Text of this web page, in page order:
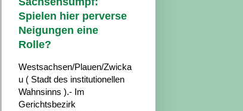
Spielen hier perverse
Neigungen eine
Rolle?
Westsachsen/Plauen/Zwicka
u ( Stadt des institutionellen
Wahnsinns ).- Im
Gerichtsbezirk